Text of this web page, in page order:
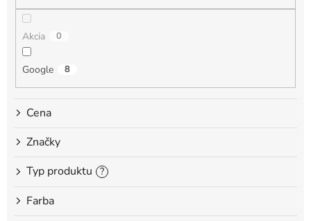
Akcia 0
Google 8
Cena
Značky
Typ produktu
?
Farba